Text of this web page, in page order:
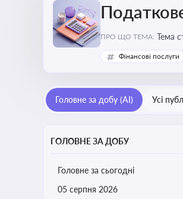
ПРО ЩО ТЕМА: Тема
Фінансові послуги
Головне за добу (AI) Усі
ГОЛОВНЕ ЗА ДОБУ
Головне за сьогодні
05 серпня 2026